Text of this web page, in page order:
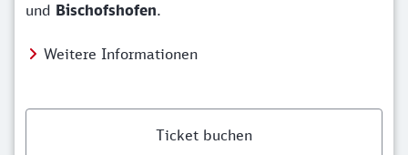
und Bischofshofen.
Weitere Informationen
Ticket buchen